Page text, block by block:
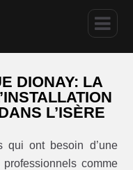
DIONAY: LA
L’ISÈRE
qui ont besoin d’une
comme